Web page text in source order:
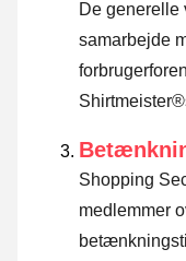
De generelle
samarbejde
Shopping
medlemmer